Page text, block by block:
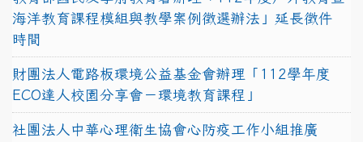
海洋教育課程模組與教學案例徵選辦法」延長徵件
時間
財團法人電路板環境公益基金會辦理「112學年度
ECO達人校園分享會－環境教育課程」
社團法人中華心理衛生協會心防疫工作小組推廣